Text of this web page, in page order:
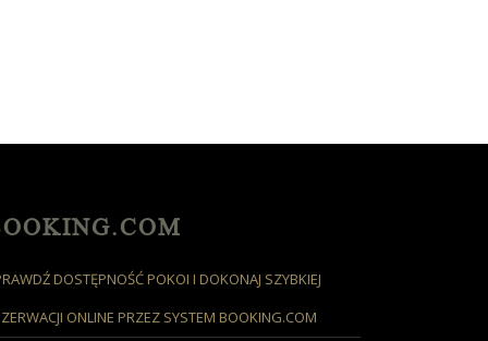
DOSTĘPNOŚĆ POKOI I DOKONAJ SZYBKIEJ
ONLINE PRZEZ SYSTEM BOOKING.COM